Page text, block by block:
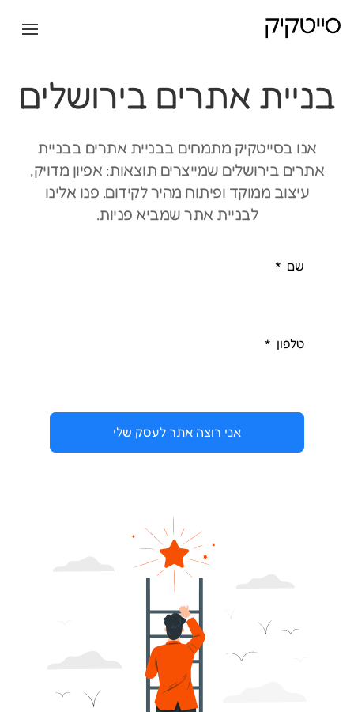
בניית אתרים בירושלים
אנו בסייטקיק מתמחים בבניית אתרים בבניית
אתרים בירושלים שמייצרים תוצאות: אפיון מדויק,
עיצוב ממוקד ופיתוח מהיר לקידום. פנו אלינו
לבניית אתר שמביא פניות.
שם
טלפון
אני רוצה אתר לעסק שלי